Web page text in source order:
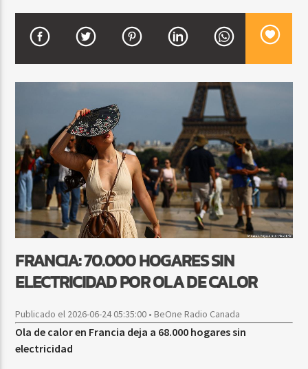
FIESTA DJ MIX
9:00 PM
Beone Radio
FRANCIA: 70.000 HOGARES SIN
ELECTRICIDAD POR OLA DE CALOR
Publicado el 2026-06-24 05:35:00 • BeOne Radio Canada
Ola de calor en Francia deja a 68.000 hogares sin
electricidad